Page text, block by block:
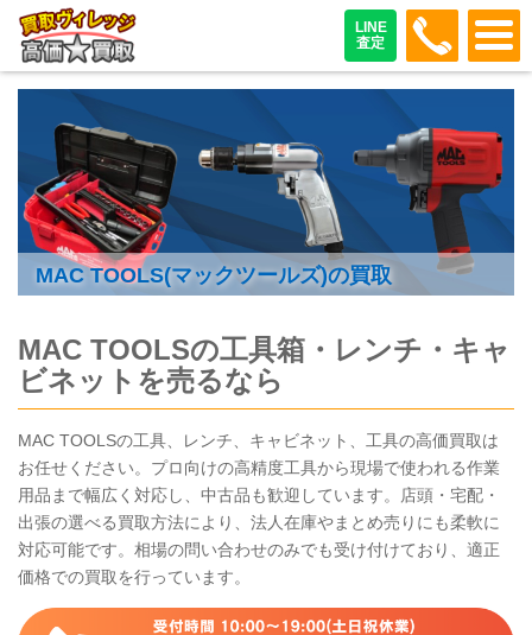
LINE
査定
048-
MAC TOOLS(マックツールズ)の買取
MAC TOOLSの工具箱・レンチ・キャ
ビネットを売るなら
MAC TOOLSの工具、レンチ、キャビネット、工具の高価買取は
お任せください。プロ向けの高精度工具から現場で使われる作業
用品まで幅広く対応し、中古品も歓迎しています。店頭・宅配・
出張の選べる買取方法により、法人在庫やまとめ売りにも柔軟に
対応可能です。相場の問い合わせのみでも受け付けており、適正
価格での買取を行っています。